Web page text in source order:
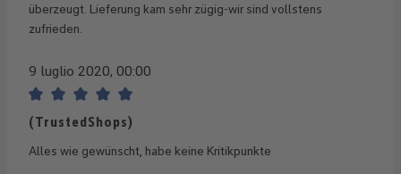
überzeugt. Lieferung kam sehr zügig-wir sind vollstens
zufrieden.
9 luglio 2020, 00:00
Recensione con valutazione di 5 su 5 stelle
(TrustedShops)
Alles wie gewünscht, habe keine Kritikpunkte